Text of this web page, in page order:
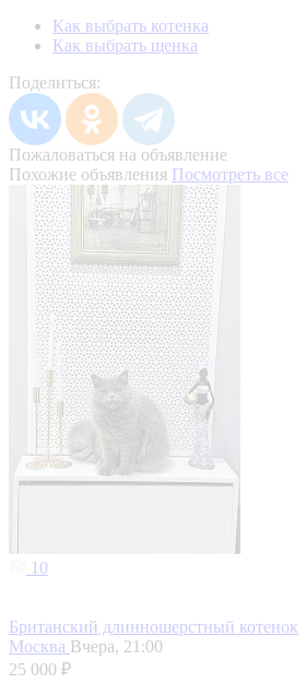
Как выбрать котенка
Как выбрать щенка
Поделиться:
Пожаловаться на объявление
Похожие объявления Посмотреть все
10
Британский длинношерстный котенок
Москва Вчера, 21:00
25 000 ₽